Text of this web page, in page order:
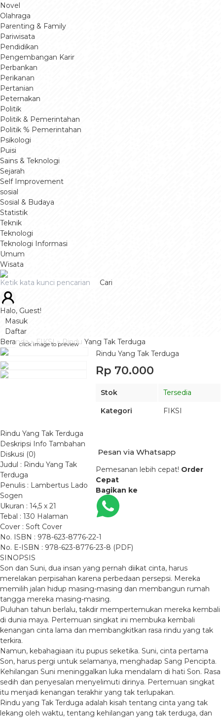
Novel
Olahraga
Parenting & Family
Pariwisata
Pendidikan
Pengembangan Karir
Perbankan
Perikanan
Pertanian
Peternakan
Politik
Politik & Pemerintahan
Politik % Pemerintahan
Psikologi
Puisi
Sains & Teknologi
Sejarah
Self Improvement
sosial
Sosial & Budaya
Statistik
Teknik
Teknologi
Teknologi Informasi
Umum
Wisata
Cari
Halo, Guest!
Masuk
Daftar
Beranda»FIKSI»Rindu Yang Tak Terduga
click image to preview
Rindu Yang Tak Terduga
Rp 70.000
Stok Tersedia
Kategori FIKSI
Pesan via Whatsapp
Pemesanan lebih cepat! Order
Cepat
Bagikan ke
Rindu Yang Tak Terduga
Deskripsi Info Tambahan
Diskusi (0)
Judul : Rindu Yang Tak
Terduga
Penulis : Lambertus Lado
Sogen
Ukuran : 14,5 x 21
Tebal : 130 Halaman
Cover : Soft Cover
No. ISBN : 978-623-8776-22-1
No. E-ISBN : 978-623-8776-23-8 (PDF)
SINOPSIS
Son dan Suni, dua insan yang pernah diikat cinta, harus
merelakan perpisahan karena perbedaan persepsi. Mereka
memilih jalan hidup masing-masing dan membangun rumah
tangga mereka masing-masing.
Puluhan tahun berlalu, takdir mempertemukan mereka kembali
di dunia maya. Pertemuan singkat ini membuka kembali
kenangan cinta lama dan membangkitkan rasa rindu yang tak
terkira.
Namun, kebahagiaan itu pupus seketika. Suni, cinta pertama
Son, harus pergi untuk selamanya, menghadap Sang Pencipta.
Kehilangan Suni meninggalkan luka mendalam di hati Son. Rasa
sedih dan penyesalan menyelimuti dirinya. Pertemuan singkat
itu menjadi kenangan terakhir yang tak terlupakan.
Rindu yang Tak Terduga adalah kisah tentang cinta yang tak
lekang oleh waktu, tentang kehilangan yang tak terduga, dan